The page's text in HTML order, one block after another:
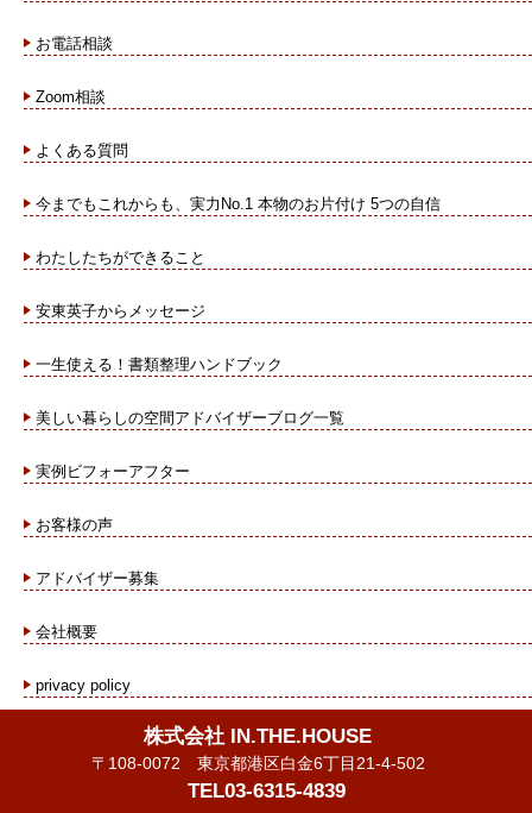
お電話相談
Zoom相談
よくある質問
今までもこれからも、実力No.1 本物のお片付け 5つの自信
わたしたちができること
安東英子からメッセージ
一生使える！書類整理ハンドブック
美しい暮らしの空間アドバイザーブログ一覧
実例ビフォーアフター
お客様の声
アドバイザー募集
会社概要
privacy policy
株式会社 IN.THE.HOUSE
〒108-0072 東京都港区白金6丁目21-4-502
TEL03-6315-4839